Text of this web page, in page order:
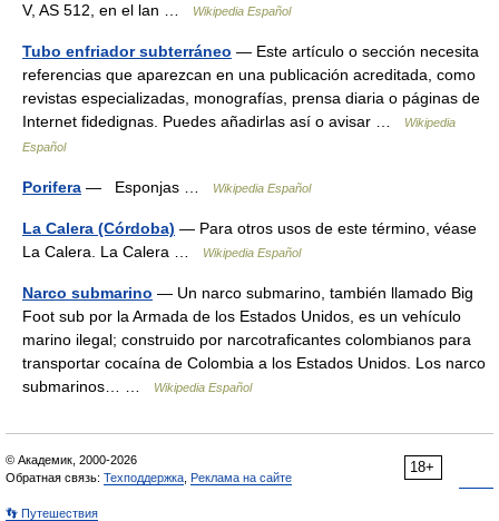
V, AS 512, en el lan …
Wikipedia Español
Tubo enfriador subterráneo — Este artículo o sección necesita
referencias que aparezcan en una publicación acreditada, como
revistas especializadas, monografías, prensa diaria o páginas de
Internet fidedignas. Puedes añadirlas así o avisar …
Wikipedia
Español
Porifera — Esponjas … Wikipedia Español
La Calera (Córdoba) — Para otros usos de este término, véase
La Calera. La Calera …
Wikipedia Español
Narco submarino — Un narco submarino, también llamado Big
Foot sub por la Armada de los Estados Unidos, es un vehículo
marino ilegal; construido por narcotraficantes colombianos para
transportar cocaína de Colombia a los Estados Unidos. Los narco
submarinos… …
Wikipedia Español
18+
© Академик, 2000-2026
Обратная связь: Техподдержка Реклама на сайте
👣 Путешествия